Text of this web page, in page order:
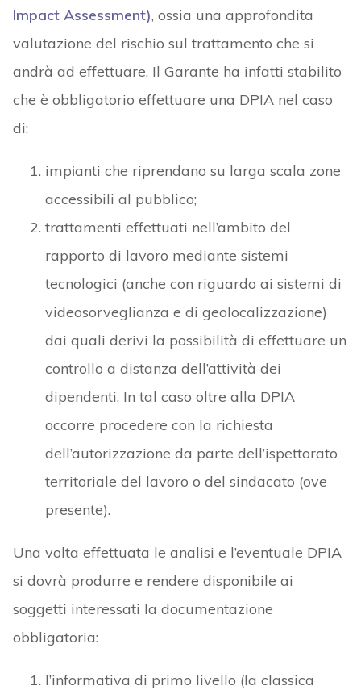
Impact Assessment), ossia una approfondita
valutazione del rischio sul trattamento che si
andrà ad effettuare. Il Garante ha infatti stabilito
che è obbligatorio effettuare una DPIA nel caso
di:
impianti che riprendano su larga scala zone
accessibili al pubblico;
trattamenti effettuati nell’ambito del
rapporto di lavoro mediante sistemi
tecnologici (anche con riguardo ai sistemi di
videosorveglianza e di geolocalizzazione)
dai quali derivi la possibilità di effettuare un
controllo a distanza dell’attività dei
dipendenti. In tal caso oltre alla DPIA
occorre procedere con la richiesta
dell’autorizzazione da parte dell’ispettorato
territoriale del lavoro o del sindacato (ove
presente).
Una volta effettuata le analisi e l’eventuale DPIA
si dovrà produrre e rendere disponibile ai
soggetti interessati la documentazione
obbligatoria:
l’informativa di primo livello (la classica